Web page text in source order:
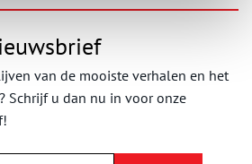
van de mooiste verhalen en het
Schrijf u dan nu in voor onze